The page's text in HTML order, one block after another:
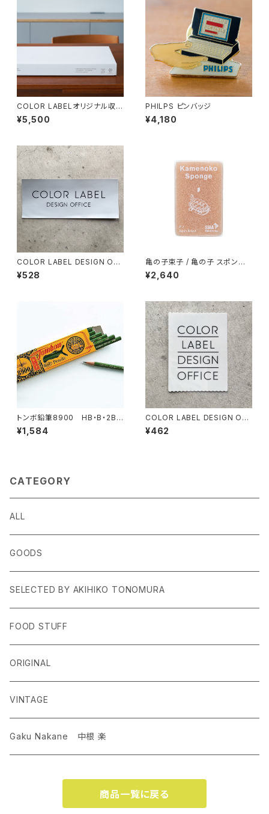
COLOR LABELオリジナル収納
BOX A3サイズ 5箱set
¥5,500
PHILPS ピンバッジ
¥4,180
COLOR LABEL DESIGN OFF
ICEオリジナルビッグステッカ
ー グレー
¥528
亀の子束子 / 亀の子 スポンジ
シーズンカラー 「チノ」6
個set
¥2,640
トンボ鉛筆8900 HB・B・2B
3箱set
¥1,584
COLOR LABEL DESIGN OFF
ICEオリジナルステッカーC
¥462
CATEGORY
ALL
GOODS
SELECTED BY AKIHIKO TONOMURA
FOOD STUFF
ORIGINAL
VINTAGE
Gaku Nakane 中根 楽
商品一覧に戻る